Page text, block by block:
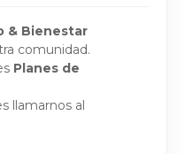
& Bienestar
comunidad.
Planes de
llamarnos al